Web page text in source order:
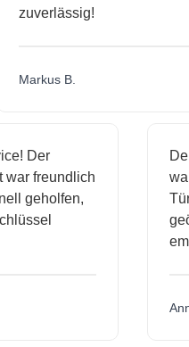
zuverlässig!
Markus B.
Der
war freundlich
geholfen,
Schlüssel